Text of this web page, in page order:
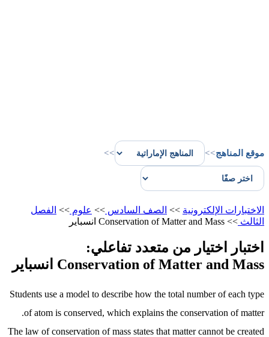
موقع المناهج>>
>>
الاختبارات الإلكترونية >> الصف السادس >> علوم >> الفصل
الثالث >> Conservation of Matter and Mass انسباير
اختبار اختيار من متعدد تفاعلي:
Conservation of Matter and Mass انسباير
Students use a model to describe how the total number of each type
of atom is conserved, which explains the conservation of matter.
The law of conservation of mass states that matter cannot be created